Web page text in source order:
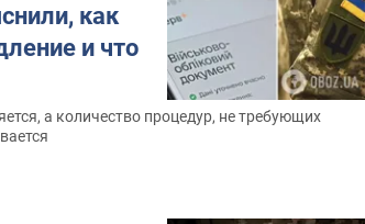
как
и что
а количество процедур, не требующих